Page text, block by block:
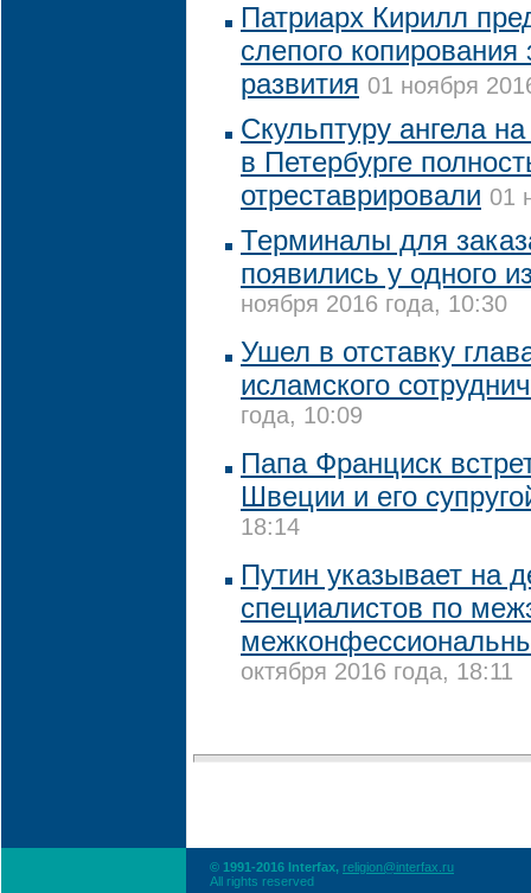
Патриарх Кирилл
слепого
развития 01 ноября
Скульптуру ангела
в Петербурге
отреставрировали 01
Терминалы для
появились у одного
ноября 2016 года, 10:30
Ушел в отставку
исламского
года, 10:09
Папа Франциск
Швеции и его
18:14
Путин указывает на
специалистов по
октября 2016 года, 18:11
© 1991-2016 Interfax, religion@interfax.ru
All rights reserved